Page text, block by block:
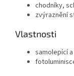
chodníky,
zvýraznění
Vlastnosti
samolepící